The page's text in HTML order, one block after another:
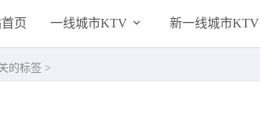
页 一线城市KTV 新一线城市KTV
的标签 >